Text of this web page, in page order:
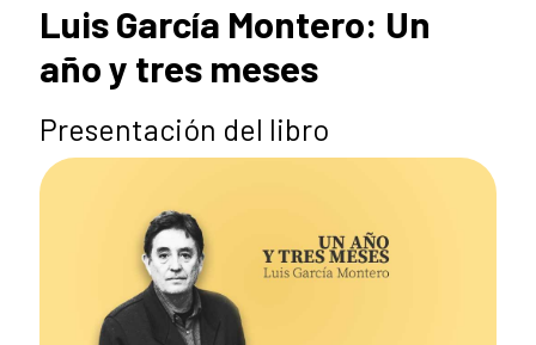
Luis García Montero: Un
año y tres meses
Presentación del libro